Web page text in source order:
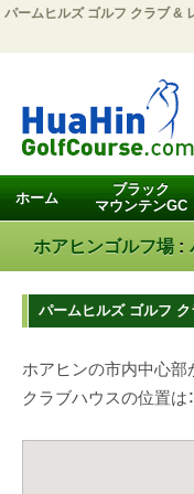
パームヒルズ ゴルフ クラブ &
ホーム
ブラック
マウンテンGC
ホアヒンゴルフ場 :
パームヒルズ ゴルフ
ホアヒンの市内中心部
クラブハウスの位置は：